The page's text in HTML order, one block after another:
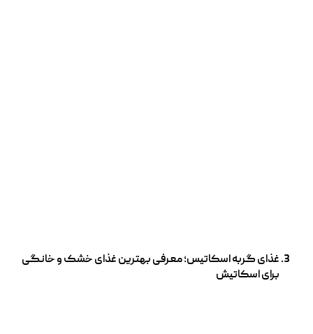
غذای گربه اسکاتیس؛ معرفی بهترین غذای خشک و خانگی
برای اسکاتیش